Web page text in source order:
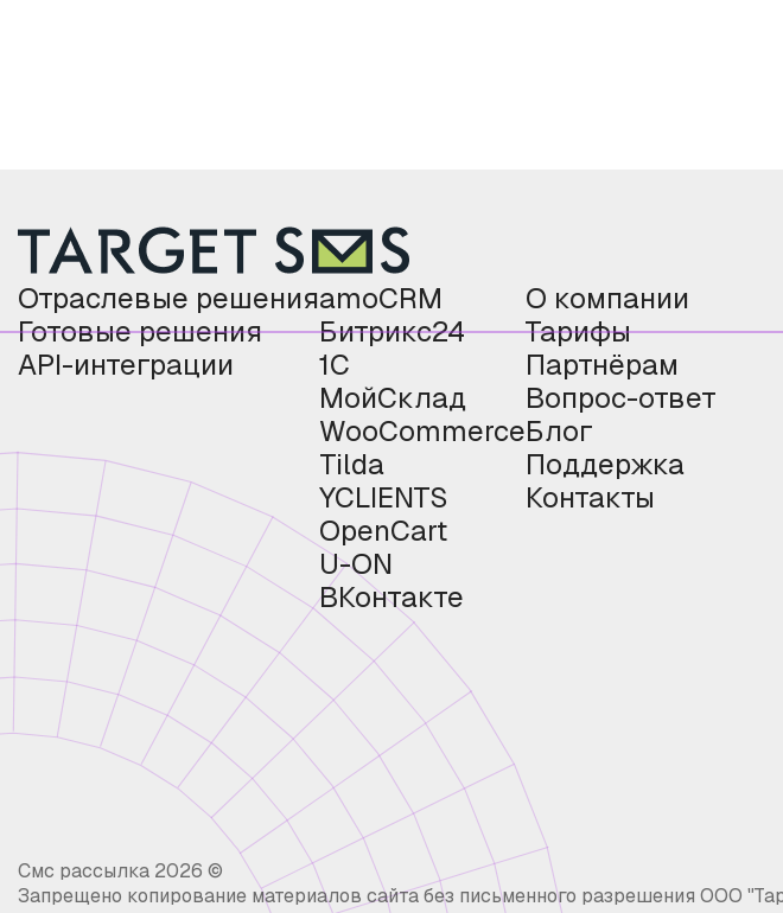
Отраслевые решения
Готовые решения
API-интеграции
amoCRM
Битрикс24
1С
МойСклад
WooCommerce
Tilda
YCLIENTS
OpenCart
U-ON
ВКонтакте
О компании
Тарифы
Партнёрам
Вопрос-ответ
Блог
Поддержка
Контакты
Смс рассылка 2026 ©
Запрещено копирование материалов сайта без письменного разрешения ООО